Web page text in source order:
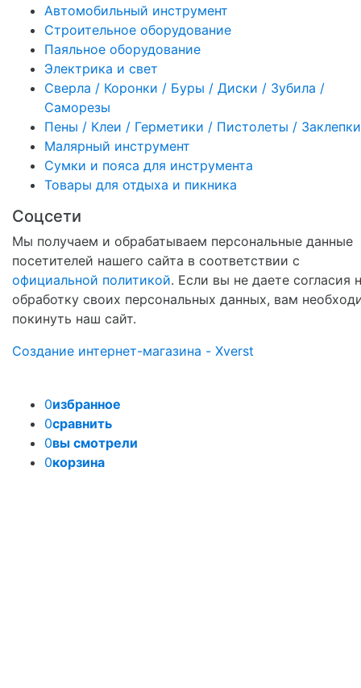
Автомобильный инструмент
Строительное оборудование
Паяльное оборудование
Электрика и свет
Сверла / Коронки / Буры / Диски / Зубила /
Саморезы
Пены / Клеи / Герметики / Пистолеты / Заклепки
Малярный инструмент
Сумки и пояса для инструмента
Товары для отдыха и пикника
Соцсети
Мы получаем и обрабатываем персональные данные
посетителей нашего сайта в соответствии с
официальной политикой. Если вы не даете согласия
обработку своих персональных данных, вам
покинуть наш сайт.
Создание интернет-магазина - Xverst
0избранное
0сравнить
0вы смотрели
0корзина